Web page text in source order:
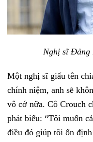
Nghị sĩ Đảng
Một nghị sĩ giấu tên
chính niệm, anh sẽ
vô cớ nữa. Cô Crouch
phát biểu: “Tôi muốn
điều đó giúp tôi ổn